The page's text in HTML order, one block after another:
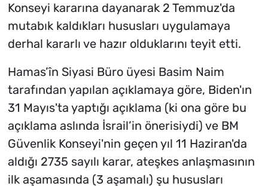
Konseyi kararına dayanarak 2 Temmuz'da
mutabık kaldıkları hususları uygulamaya
derhal kararlı ve hazır olduklarını teyit etti.
Hamas’în Siyasi Büro üyesi Basim Naim
tarafından yapılan açıklamaya göre, Biden'ın
31 Mayıs'ta yaptığı açıklama (ki ona göre bu
açıklama aslında İsrail’in önerisiydi) ve BM
Güvenlik Konseyi'nin geçen yıl 11 Haziran'da
aldığı 2735 sayılı karar, ateşkes anlaşmasının
ilk aşamasında (3 aşamalı) şu hususları